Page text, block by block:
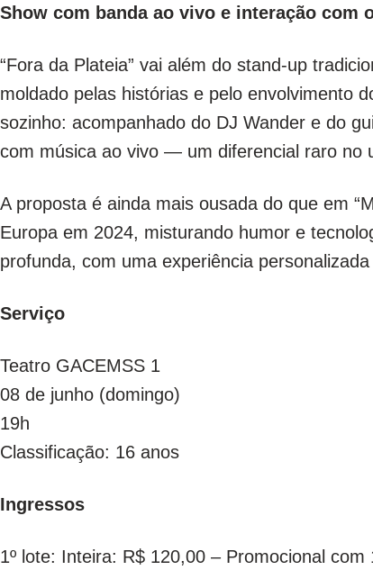
Show com banda ao vivo e interação com
“Fora da Plateia” vai além do stand-up
moldado pelas histórias e pelo envolvimento
sozinho: acompanhado do DJ Wander e do
com música ao vivo — um diferencial raro no
A proposta é ainda mais ousada do que em
Europa em 2024, misturando humor e
profunda, com uma experiência
Serviço
Teatro GACEMSS 1
08 de junho (domingo)
19h
Classificação: 16 anos
Ingressos
1º lote: Inteira: R$ 120,00 – Promocional